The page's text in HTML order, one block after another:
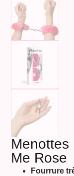
Menottes
Me Rose
Fourrure